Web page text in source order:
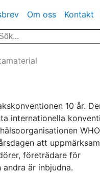
Om oss Kontakt
10 år.
internationella
att
företrädare för
är inbjudna.